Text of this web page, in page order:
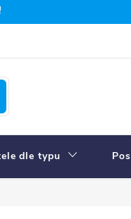
dle typu